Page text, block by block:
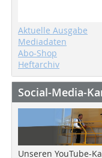
Aktuelle Ausgabe
Mediadaten
Abo-Shop
Heftarchiv
Social-Media-
Unseren YouTube-